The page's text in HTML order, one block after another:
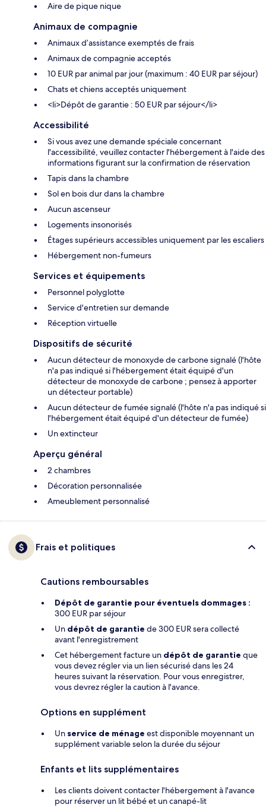
Aire de pique nique
Animaux de compagnie
Animaux d’assistance exemptés de frais
Animaux de compagnie acceptés
10 EUR par animal par jour (maximum : 40 EUR par séjour)
Chats et chiens acceptés uniquement
<li>Dépôt de garantie : 50 EUR par séjour</li>
Accessibilité
Si vous avez une demande spéciale concernant
l'accessibilité, veuillez contacter l'hébergement à l'aide des
informations figurant sur la confirmation de réservation
Tapis dans la chambre
Sol en bois dur dans la chambre
Aucun ascenseur
Logements insonorisés
Étages supérieurs accessibles uniquement par les escaliers
Hébergement non-fumeurs
Services et équipements
Personnel polyglotte
Service d'entretien sur demande
Réception virtuelle
Dispositifs de sécurité
Aucun détecteur de monoxyde de carbone signalé (l'hôte
n'a pas indiqué si l'hébergement était équipé d'un
détecteur de monoxyde de carbone ; pensez à apporter
un détecteur portable)
Aucun détecteur de fumée signalé (l'hôte n'a pas indiqué si
l'hébergement était équipé d'un détecteur de fumée)
Un extincteur
Aperçu général
2 chambres
Décoration personnalisée
Ameublement personnalisé
Frais et politiques
Cautions remboursables
Dépôt de garantie pour éventuels dommages :
300 EUR par séjour
Un dépôt de garantie de 300 EUR sera collecté
avant l'enregistrement
Cet hébergement facture un dépôt de garantie que
vous devez régler via un lien sécurisé dans les 24
heures suivant la réservation. Pour vous enregistrer,
vous devrez régler la caution à l'avance.
Options en supplément
Un service de ménage est disponible moyennant un
supplément variable selon la durée du séjour
Enfants et lits supplémentaires
Les clients doivent contacter l'hébergement à l'avance
pour réserver un lit bébé et un canapé-lit